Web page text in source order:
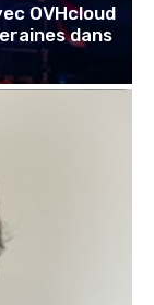
OVHcloud
dans